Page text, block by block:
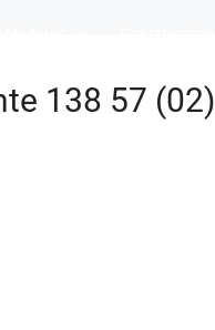
138 57 (02)